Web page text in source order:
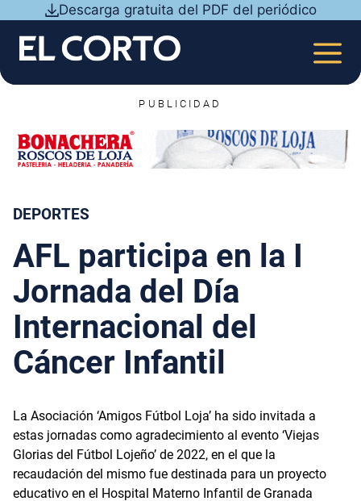
contenido
Descarga gratuita del PDF del periódico
PUBLICIDAD
DEPORTES
AFL participa en la I
Jornada del Día
Internacional del
Cáncer Infantil
La Asociación ‘Amigos Fútbol Loja’ ha sido invitada a
estas jornadas como agradecimiento al evento ‘Viejas
Glorias del Fútbol Lojeño’ de 2022, en el que la
recaudación del mismo fue destinada para un proyecto
educativo en el Hospital Materno Infantil de Granada